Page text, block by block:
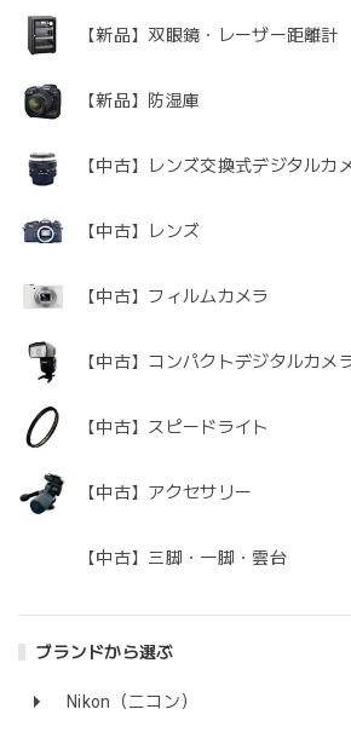
【新品】双眼鏡・レーザー距離計
【新品】防湿庫
【中古】レンズ交換式デジタルカ
【中古】レンズ
【中古】フィルムカメラ
【中古】コンパクトデジタルカメ
【中古】スピードライト
【中古】アクセサリー
【中古】三脚・一脚・雲台
ブランドから選ぶ
Nikon（ニコン）